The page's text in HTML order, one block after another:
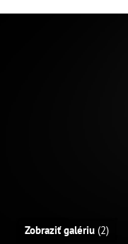
Zobraziť galériu (2)